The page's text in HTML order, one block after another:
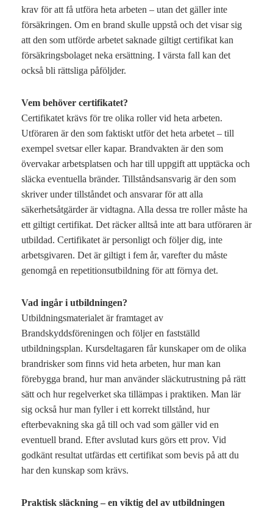
krav för att få utföra heta arbeten – utan det gäller inte
försäkringen. Om en brand skulle uppstå och det visar sig
att den som utförde arbetet saknade giltigt certifikat kan
försäkringsbolaget neka ersättning. I värsta fall kan det
också bli rättsliga påföljder.
Vem behöver certifikatet?
Certifikatet krävs för tre olika roller vid heta arbeten.
Utföraren är den som faktiskt utför det heta arbetet – till
exempel svetsar eller kapar. Brandvakten är den som
övervakar arbetsplatsen och har till uppgift att upptäcka och
släcka eventuella bränder. Tillståndsansvarig är den som
skriver under tillståndet och ansvarar för att alla
säkerhetsåtgärder är vidtagna. Alla dessa tre roller måste ha
ett giltigt certifikat. Det räcker alltså inte att bara utföraren är
utbildad. Certifikatet är personligt och följer dig, inte
arbetsgivaren. Det är giltigt i fem år, varefter du måste
genomgå en repetitionsutbildning för att förnya det.
Vad ingår i utbildningen?
Utbildningsmaterialet är framtaget av
Brandskyddsföreningen och följer en fastställd
utbildningsplan. Kursdeltagaren får kunskaper om de olika
brandrisker som finns vid heta arbeten, hur man kan
förebygga brand, hur man använder släckutrustning på rätt
sätt och hur regelverket ska tillämpas i praktiken. Man lär
sig också hur man fyller i ett korrekt tillstånd, hur
efterbevakning ska gå till och vad som gäller vid en
eventuell brand. Efter avslutad kurs görs ett prov. Vid
godkänt resultat utfärdas ett certifikat som bevis på att du
har den kunskap som krävs.
Praktisk släckning – en viktig del av utbildningen